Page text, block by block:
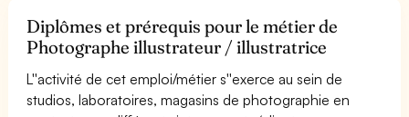
Diplômes et prérequis pour le métier de
Photographe illustrateur / illustratrice
L''activité de cet emploi/métier s''exerce au sein de
studios, laboratoires, magasins de photographie en